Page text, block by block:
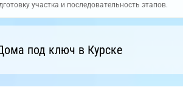
участка и последовательность этапов.
под ключ в Курске